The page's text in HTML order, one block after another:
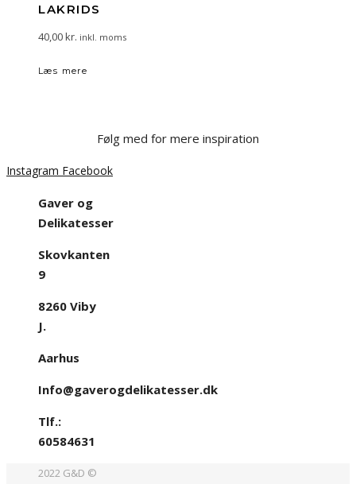
LAKRIDS
40,00kr. inkl. moms
Læs mere
Følg med for mere inspiration
Instagram Facebook
Gaver og
Delikatesser
Skovkanten
9
8260 Viby
J.
Aarhus
Info@gaverogdelikatesser.dk
Tlf.:
60584631
2022 G&D ©